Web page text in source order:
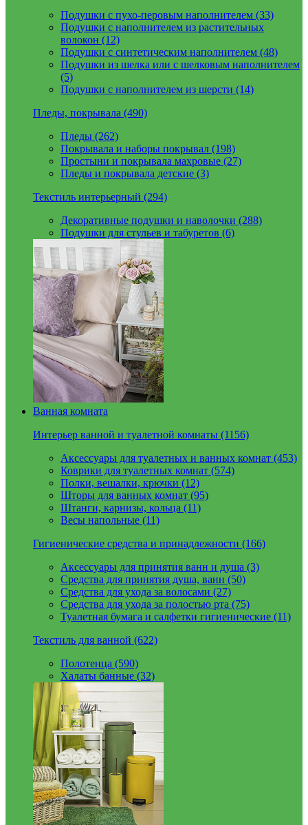
Подушки с пухо-перовым наполнителем (33)
Подушки с наполнителем из растительных
волокон (12)
Подушки с синтетическим наполнителем (48)
Подушки из шелка или с шелковым наполнителем
(5)
Подушки с наполнителем из шерсти (14)
Пледы, покрывала (490)
Пледы (262)
Покрывала и наборы покрывал (198)
Простыни и покрывала махровые (27)
Пледы и покрывала детские (3)
Текстиль интерьерный (294)
Декоративные подушки и наволочки (288)
Подушки для стульев и табуретов (6)
Ванная комната
Интерьер ванной и туалетной комнаты (1156)
Аксессуары для туалетных и ванных комнат (453)
Коврики для туалетных комнат (574)
Полки, вешалки, крючки (12)
Шторы для ванных комнат (95)
Штанги, карнизы, кольца (11)
Весы напольные (11)
Гигиенические средства и принадлежности (166)
Аксессуары для принятия ванн и душа (3)
Средства для принятия душа, ванн (50)
Средства для ухода за волосами (27)
Средства для ухода за полостью рта (75)
Туалетная бумага и салфетки гигиенические (11)
Текстиль для ванной (622)
Полотенца (590)
Халаты банные (32)